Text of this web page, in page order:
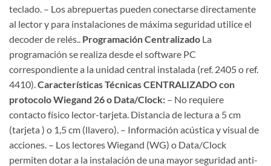
teclado. – Los abrepuertas pueden conectarse directamente
al lector y para instalaciones de máxima seguridad utilice el
decoder de relés.. Programación Centralizado La
programación se realiza desde el software PC
correspondiente a la unidad central instalada (ref. 2405 o ref.
4410).Características Técnicas CENTRALIZADO con
protocolo Wiegand 26 o Data/Clock: – No requiere
contacto físico lector-tarjeta. Distancia de lectura a 5 cm
(tarjeta ) o 1,5 cm (llavero). – Información acústica y visual de
acciones. – Los lectores Wiegand (WG) o Data/Clock
permiten dotar a la instalación de una mayor seguridad anti-